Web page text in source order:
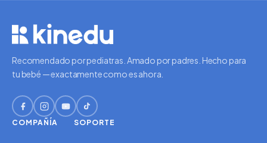
Recomendado por pediatras. Amado por padres. Hecho para
tu bebé — exactamente como es ahora.
COMPAÑÍA SOPORTE